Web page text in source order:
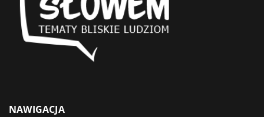
NAWIGACJA